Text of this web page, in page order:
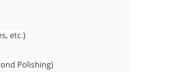
etc.)
Polishing)